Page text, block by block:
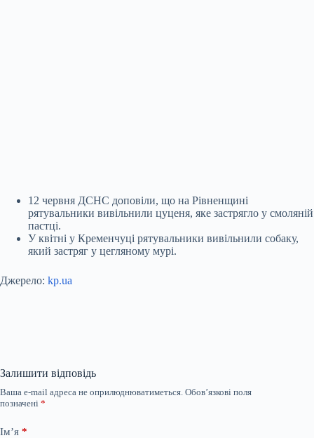
12 червня ДСНС доповіли, що на Рівненщині
рятувальники вивільнили цуценя, яке застрягло у смоляній
пастці.
У квітні у Кременчуці рятувальники вивільнили собаку,
який застряг у цегляному мурі.
Джерело: kp.ua
Залишити відповідь
Ваша e-mail адреса не оприлюднюватиметься. Обов’язкові поля
позначені *
Ім’я *